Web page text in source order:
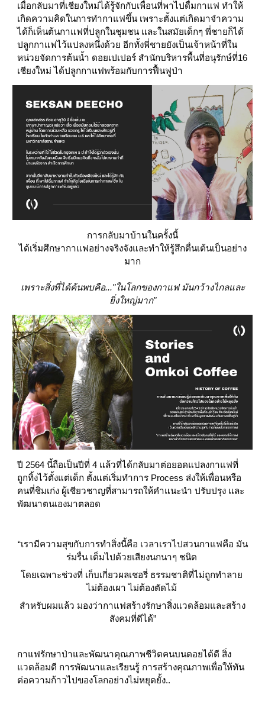
เมื่อกลับมาที่เชียงใหม่ได้รู้จักกับเพื่อนที่พาไปดื่มกาแฟ ทำให้
เกิดความคิดในการทำกาแฟขึ้น เพราะตั้งแต่เกิดมาจำความ
ได้ก็เห็นต้นกาแฟที่ปลูกในชุมชน และในสมัยเด็กๆ พี่ชายก็ได้
ปลูกกาแฟไว้แปลงหนึ่งด้วย อีกทั้งพี่ชายยังเป็นเจ้าหน้าที่ใน
หน่วยจัดการต้นน้ำ ดอยเปเปอร์ สำนักบริหารพื้นที่อนุรักษ์ที่16
เชียงใหม่ ได้ปลูกกาแฟพร้อมกับการฟื้นฟูป่า
การกลับมาบ้านในครั้งนี้
ได้เริ่มศึกษากาแฟอย่างจริงจังและทำให้รู้สึกตื่นเต้นเป็นอย่าง
มาก
เพราะสิ่งที่ได้ค้นพบคือ..."ในโลกของกาแฟ มันกว้างไกลและ
ยิ่งใหญ่มาก"
ปี 2564 นี้ถือเป็นปีที่ 4 แล้วที่ได้กลับมาต่อยอดแปลงกาแฟที่
ถูกทิ้งไว้ตั้งแต่เด็ก ตั้งแต่เริ่มทำการ Process ส่งให้เพื่อนหรือ
คนที่ชิมเก่ง ผู้เชียวชาญที่สามารถให้คำแนะนำ ปรับปรุง และ
พัฒนาตนเองมาตลอด
“เรามีความสุขกับการทำสิ่งนี้คือ เวลาเราไปสวนกาแฟคือ มัน
ร่มรื่น เต็มไปด้วยเสียงนกนาๆ ชนิด
โดยเฉพาะช่วงที่ เก็บเกี่ยวผลเชอรี่ ธรรมชาติที่ไม่ถูกทำลาย
ไม่ต้องเผา ไม่ต้องตัดไม้
สำหรับผมแล้ว มองว่ากาแฟสร้างรักษาสิ่งแวดล้อมและสร้าง
สังคมที่ดีได้”
กาแฟรักษาป่าและพัฒนาคุณภาพชีวิตคนบนดอยได้ดี สิ่ง
แวดล้อมดี การพัฒนาและเรียนรู้ การสร้างคุณภาพเพื่อให้ทัน
ต่อความก้าวไปของโลกอย่างไม่หยุดยั้ง..